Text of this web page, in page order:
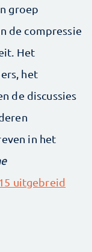
groep
de compressie
Het
het
de discussies
in het
uitgebreid